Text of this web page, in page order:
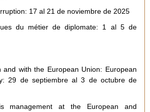
17 al 21 de noviembre de 2025
du métier de diplomate: 1 al 5 de
and with the European Union: European
29 de septiembre al 3 de octubre de
at the European and